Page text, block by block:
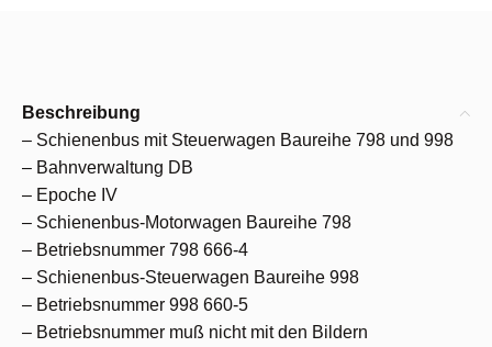
Beschreibung
– Schienenbus mit Steuerwagen Baureihe 798 und 998
– Bahnverwaltung DB
– Epoche IV
– Schienenbus-Motorwagen Baureihe 798
– Betriebsnummer 798 666-4
– Schienenbus-Steuerwagen Baureihe 998
– Betriebsnummer 998 660-5
– Betriebsnummer muß nicht mit den Bildern